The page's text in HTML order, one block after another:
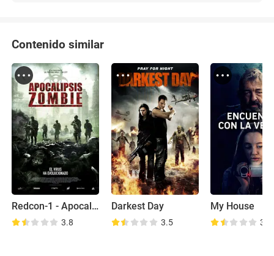
Contenido similar
Redcon-1 - Apocalipsis Zombie
3.8
Darkest Day
3.5
My House
3.8